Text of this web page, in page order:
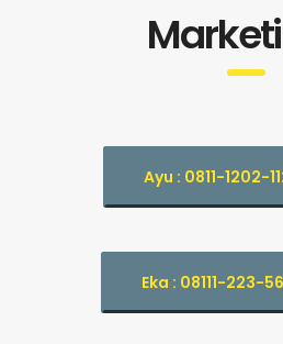
Ayu : 0811-1202-
Eka : 08111-223-